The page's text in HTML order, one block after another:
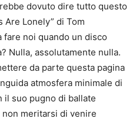
dovuto dire tutto questo
Are Lonely” di Tom
fare noi quando un disco
Nulla, assolutamente nulla.
da parte questa pagina
atmosfera minimale di
il suo pugno di ballate
meritarsi di venire